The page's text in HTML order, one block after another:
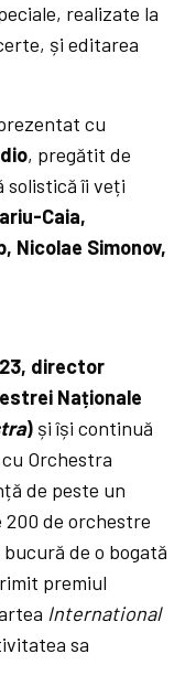
realizate la
și editarea
cu
, pregătit de
solistică îi veți
Caia,
Nicolae Simonov,
director
Naționale
) și își continuă
Orchestra
de peste un
200 de orchestre
de o bogată
premiul
International
sa